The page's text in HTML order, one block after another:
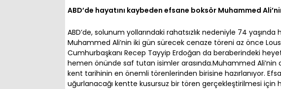
ABD’de hayatını kaybeden efsane boksör Muhammed
ABD’de, solunum yollarındaki rahatsızlık nedeniyle 74 yaşında
Muhammed Ali’nin iki gün sürecek cenaze töreni az önce
Cumhurbaşkanı Recep Tayyip Erdoğan da beraberindeki
hemen önünde saf tutan isimler arasında.Muhammed
kent tarihinin en önemli törenlerinden birisine hazırlanıyor.
uğurlanacağı kentte kusursuz bir tören gerçekleştirilmesi için